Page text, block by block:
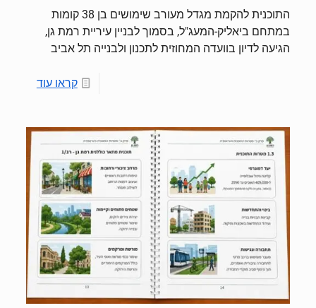
התוכנית להקמת מגדל מעורב שימושים בן 38 קומות
במתחם ביאליק-המעג"ל, בסמוך לבניין עיריית רמת גן,
הגיעה לדיון בוועדה המחוזית לתכנון ולבנייה תל אביב
קראו עוד